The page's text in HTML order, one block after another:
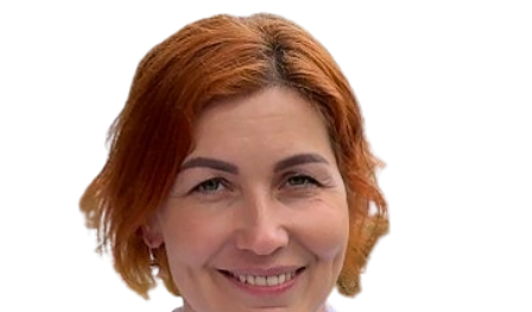
Cookies, ktoré používame
Technické a nevyhnutné cookies
Analytické a marketingové cookies
Reklamné úložisko
Reklamné používateľské dáta
Personalizácia reklám